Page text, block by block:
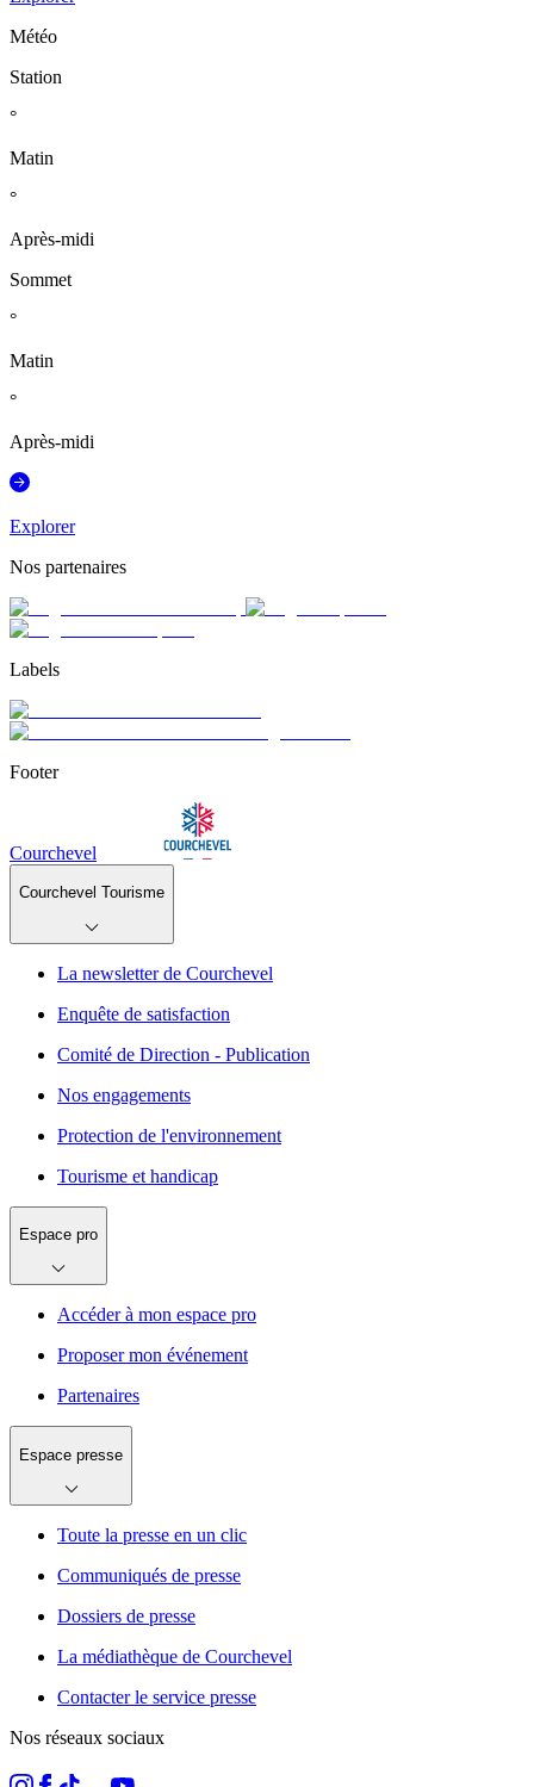
Météo
Station
°
Matin
°
Après-midi
Sommet
°
Matin
°
Après-midi
Explorer
Nos partenaires
Labels
Footer
Courchevel
Courchevel Tourisme
La newsletter de Courchevel
Enquête de satisfaction
Comité de Direction - Publication
Nos engagements
Protection de l'environnement
Tourisme et handicap
Espace pro
Accéder à mon espace pro
Proposer mon événement
Partenaires
Espace presse
Toute la presse en un clic
Communiqués de presse
Dossiers de presse
La médiathèque de Courchevel
Contacter le service presse
Nos réseaux sociaux